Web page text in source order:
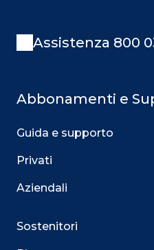
Assistenza 800
Abbonamenti e
Guida e supporto
Privati
Aziendali
Sostenitori